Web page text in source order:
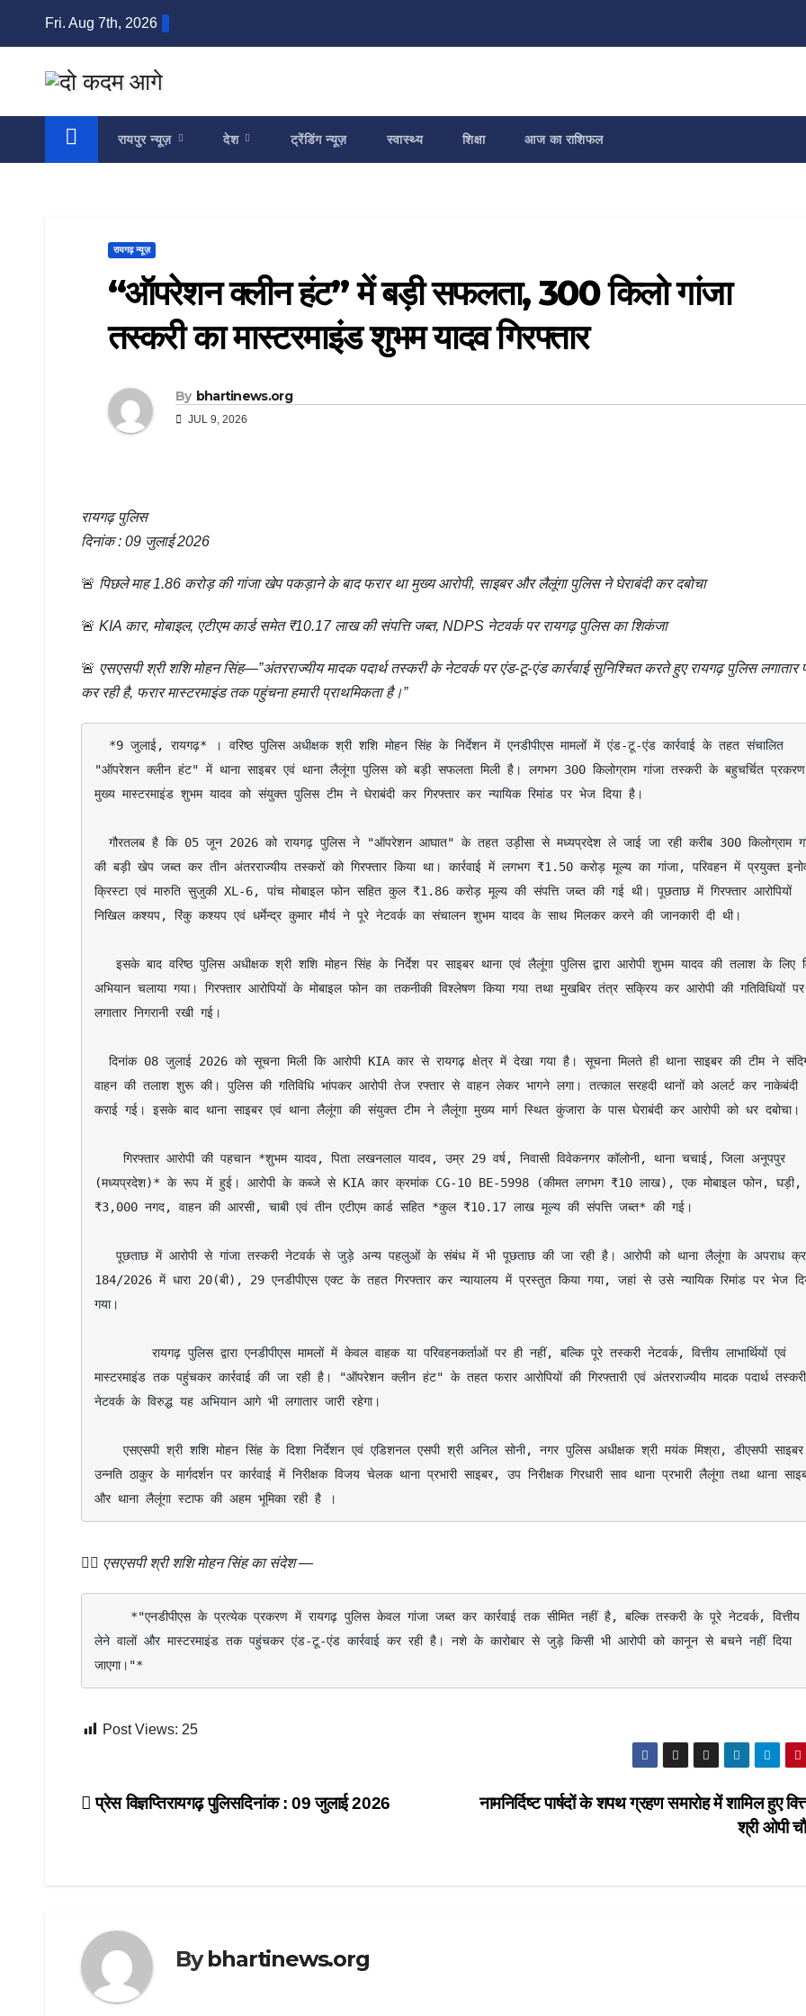
Fri. Aug 7th, 2026
रायपुर न्यूज़ देश ट्रेंडिंग न्यूज़ स्वास्थ्य शिक्षा आज का राशिफल
रायगढ़ न्यूज़
“ऑपरेशन क्लीन हंट” में बड़ी सफलता, 300 किलो गांजा
तस्करी का मास्टरमाइंड शुभम यादव गिरफ्तार
By bhartinews.org
JUL 9, 2026
रायगढ़ पुलिस
दिनांक : 09 जुलाई 2026
🚨 पिछले माह 1.86 करोड़ की गांजा खेप पकड़ाने के बाद फरार था मुख्य आरोपी, साइबर और लैलूंगा पुलिस ने घेराबंदी कर दबोचा
🚨 KIA कार, मोबाइल, एटीएम कार्ड समेत ₹10.17 लाख की संपत्ति जब्त, NDPS नेटवर्क पर रायगढ़ पुलिस का शिकंजा
🚨 एसएसपी श्री शशि मोहन सिंह—”अंतरराज्यीय मादक पदार्थ तस्करी के नेटवर्क पर एंड-टू-एंड कार्रवाई सुनिश्चित करते हुए रायगढ़ पुलिस लगातार
कर रही है, फरार मास्टरमाइंड तक पहुंचना हमारी प्राथमिकता है।”
"ऑपरेशन क्लीन हंट" में थाना साइबर एवं थाना लैलूंगा पुलिस को बड़ी सफलता मिली है। लगभग 300 किलोग्राम गांजा तस्करी के बहुचर्चित
मुख्य मास्टरमाइंड शुभम यादव को संयुक्त पुलिस टीम ने घेराबंदी कर गिरफ्तार कर न्यायिक रिमांड पर भेज दिया है।
की बड़ी खेप जब्त कर तीन अंतरराज्यीय तस्करों को गिरफ्तार किया था। कार्रवाई में लगभग ₹1.50 करोड़ मूल्य का गांजा, परिवहन में प्रयुक्त
क्रिस्टा एवं मारुति सुजुकी XL-6, पांच मोबाइल फोन सहित कुल ₹1.86 करोड़ मूल्य की संपत्ति जब्त की गई थी। पूछताछ में गिरफ्तार आरोपियों
निखिल कश्यप, रिंकु कश्यप एवं धर्मेन्द्र कुमार मौर्य ने पूरे नेटवर्क का संचालन शुभम यादव के साथ मिलकर करने की जानकारी दी थी।
अभियान चलाया गया। गिरफ्तार आरोपियों के मोबाइल फोन का तकनीकी विश्लेषण किया गया तथा मुखबिर तंत्र सक्रिय कर आरोपी की गतिविधियों पर
लगातार निगरानी रखी गई।
वाहन की तलाश शुरू की। पुलिस की गतिविधि भांपकर आरोपी तेज रफ्तार से वाहन लेकर भागने लगा। तत्काल सरहदी थानों को अलर्ट कर नाकेबंदी
कराई गई। इसके बाद थाना साइबर एवं थाना लैलूंगा की संयुक्त टीम ने लैलूंगा मुख्य मार्ग स्थित कुंजारा के पास घेराबंदी कर आरोपी को धर दबोचा।
(मध्यप्रदेश)* के रूप में हुई। आरोपी के कब्जे से KIA कार क्रमांक CG-10 BE-5998 (कीमत लगभग ₹10 लाख), एक मोबाइल फोन, घड़ी,
₹3,000 नगद, वाहन की आरसी, चाबी एवं तीन एटीएम कार्ड सहित *कुल ₹10.17 लाख मूल्य की संपत्ति जब्त* की गई।
184/2026 में धारा 20(बी), 29 एनडीपीएस एक्ट के तहत गिरफ्तार कर न्यायालय में प्रस्तुत किया गया, जहां से उसे न्यायिक रिमांड पर भेज
गया।
मास्टरमाइंड तक पहुंचकर कार्रवाई की जा रही है। "ऑपरेशन क्लीन हंट" के तहत फरार आरोपियों की गिरफ्तारी एवं अंतरराज्यीय मादक पदार्थ तस्करी
नेटवर्क के विरुद्ध यह अभियान आगे भी लगातार जारी रहेगा।
उन्नति ठाकुर के मार्गदर्शन पर कार्रवाई में निरीक्षक विजय चेलक थाना प्रभारी साइबर, उप निरीक्षक गिरधारी साव थाना प्रभारी लैलूंगा तथा थाना
और थाना लैलूंगा स्टाफ की अहम भूमिका रही है ।
👉🏻 एसएसपी श्री शशि मोहन सिंह का संदेश—
लेने वालों और मास्टरमाइंड तक पहुंचकर एंड-टू-एंड कार्रवाई कर रही है। नशे के कारोबार से जुड़े किसी भी आरोपी को कानून से बचने नहीं दिया
जाएगा।"*
Post Views: 25
Post
नामनिर्दिष्ट पार्षदों के शपथ ग्रहण समारोह में शामिल हुए
श्री ओपी
प्रेस विज्ञप्तिरायगढ़ पुलिसदिनांक : 09 जुलाई 2026
Bybhartinews.org